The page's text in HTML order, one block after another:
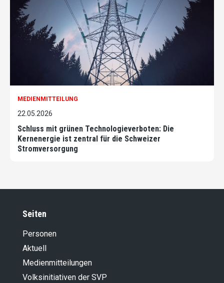
MEDIENMITTEILUNG
22.05.2026
Schluss mit grünen Technologieverboten: Die
Kernenergie ist zentral für die Schweizer
Stromversorgung
Seiten
Personen
Aktuell
Medienmitteilungen
Volksinitiativen der SVP